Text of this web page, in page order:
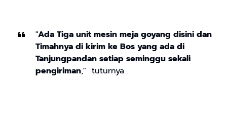
"Ada Tiga unit mesin meja goyang disini dan
Timahnya di kirim ke Bos yang ada di
Tanjungpandan setiap seminggu sekali
pengiriman," tuturnya .